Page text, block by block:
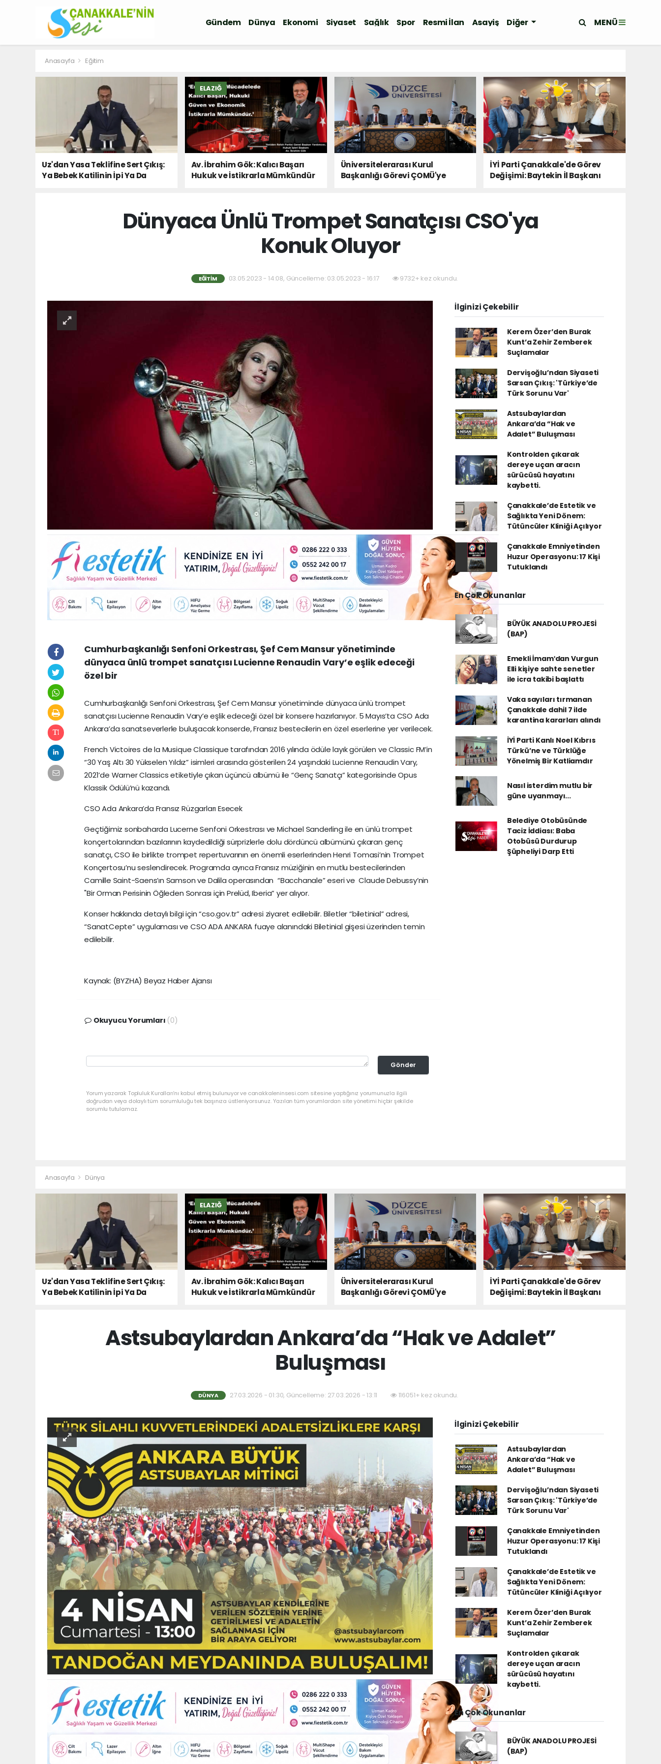
Gündem Dünya Ekonomi Siyaset Sağlık Spor Resmi İlan Asayiş Diğer MENÜ
Anasayfa Eğitim
Uz'dan Yasa Teklifine Sert Çıkış:
Ya Bebek Katilinin İpi Ya Da
ELAZIĞ
Av. İbrahim Gök: Kalıcı Başarı
Hukuk ve İstikrarla Mümkündür
Üniversitelerarası Kurul
Başkanlığı Görevi ÇOMÜ'ye
İYİ Parti Çanakkale'de Görev
Değişimi: Baytekin İl Başkanı
Dünyaca Ünlü Trompet Sanatçısı CSO'ya
Konuk Oluyor
EĞITIM 03.05.2023 - 14:08, Güncelleme: 03.05.2023 - 16:17 9732+ kez okundu.
Cumhurbaşkanlığı Senfoni Orkestrası, Şef Cem Mansur yönetiminde
dünyaca ünlü trompet sanatçısı Lucienne Renaudin Vary’e eşlik edeceği
özel bir
Cumhurbaşkanlığı Senfoni Orkestrası, Şef Cem Mansur yönetiminde dünyaca ünlü trompet
sanatçısı Lucienne Renaudin Vary’e eşlik edeceği özel bir konsere hazırlanıyor. 5 Mayıs’ta CSO Ada
Ankara’da sanatseverlerle buluşacak konserde, Fransız bestecilerin en özel eserlerine yer verilecek.
French Victoires de la Musique Classique tarafından 2016 yılında ödüle layık görülen ve Classic FM’in
“30 Yaş Altı 30 Yükselen Yıldız” isimleri arasında gösterilen 24 yaşındaki Lucienne Renaudin Vary,
2021’de Warner Classics etiketiyle çıkan üçüncü albümü ile “Genç Sanatçı” kategorisinde Opus
Klassik Ödülü’nü kazandı.
CSO Ada Ankara’da Fransız Rüzgarları Esecek
Geçtiğimiz sonbaharda Lucerne Senfoni Orkestrası ve Michael Sanderling ile en ünlü trompet
konçertolarından bazılarının kaydedildiği sürprizlerle dolu dördüncü albümünü çıkaran genç
sanatçı, CSO ile birlikte trompet repertuvarının en önemli eserlerinden Henri Tomasi’nin Trompet
Konçertosu’nu seslendirecek. Programda ayrıca Fransız müziğinin en mutlu bestecilerinden
Camille Saint-Saens’ın Samson ve Dalila operasından “Bacchanale” eseri ve Claude Debussy’nin
"Bir Orman Perisinin Öğleden Sonrası için Prelüd, Iberia” yer alıyor.
Konser hakkında detaylı bilgi için “cso.gov.tr” adresi ziyaret edilebilir. Biletler “biletinial” adresi,
“SanatCepte” uygulaması ve CSO ADA ANKARA fuaye alanındaki Biletinial gişesi üzerinden temin
edilebilir.
Kaynak: (BYZHA) Beyaz Haber Ajansı
Okuyucu Yorumları (0)
Gönder
Yorum yazarak Topluluk Kuralları’nı kabul etmiş bulunuyor ve canakkaleninsesi.com sitesine yaptığınız yorumunuzla ilgili
doğrudan veya dolaylı tüm sorumluluğu tek başınıza üstleniyorsunuz. Yazılan tüm yorumlardan site yönetimi hiçbir şekilde
sorumlu tutulamaz.
İlginizi Çekebilir
Kerem Özer’den Burak
Kunt’a Zehir Zemberek
Suçlamalar
Dervişoğlu’ndan Siyaseti
Sarsan Çıkış: 'Türkiye’de
Türk Sorunu Var'
Astsubaylardan
Ankara’da “Hak ve
Adalet” Buluşması
Kontrolden çıkarak
dereye uçan aracın
sürücüsü hayatını
kaybetti.
Çanakkale’de Estetik ve
Sağlıkta Yeni Dönem:
Tütüncüler Kliniği Açılıyor
Çanakkale Emniyetinden
Huzur Operasyonu: 17 Kişi
Tutuklandı
En Çok Okunanlar
BÜYÜK ANADOLU PROJESİ
(BAP)
Emekli İmamʹdan Vurgun
Elli kişiye sahte senetler
ile icra takibi başlattı
Vaka sayıları tırmanan
Çanakkale dahil 7 ilde
karantina kararları alındı
İYİ Parti Kanlı Noel Kıbrıs
Türkü’ne ve Türklüğe
Yönelmiş Bir Katliamdır
Nasıl isterdim mutlu bir
güne uyanmayı...
Belediye Otobüsünde
Taciz İddiası: Baba
Otobüsü Durdurup
Şüpheliyi Darp Etti
Anasayfa Dünya
Uz'dan Yasa Teklifine Sert Çıkış:
Ya Bebek Katilinin İpi Ya Da
ELAZIĞ
Av. İbrahim Gök: Kalıcı Başarı
Hukuk ve İstikrarla Mümkündür
Üniversitelerarası Kurul
Başkanlığı Görevi ÇOMÜ'ye
İYİ Parti Çanakkale'de Görev
Değişimi: Baytekin İl Başkanı
Astsubaylardan Ankara’da “Hak ve Adalet”
Buluşması
DÜNYA 27.03.2026 - 01:30, Güncelleme: 27.03.2026 - 13:11 116051+ kez okundu.
İlginizi Çekebilir
Astsubaylardan
Ankara’da “Hak ve
Adalet” Buluşması
Dervişoğlu’ndan Siyaseti
Sarsan Çıkış: 'Türkiye’de
Türk Sorunu Var'
Çanakkale Emniyetinden
Huzur Operasyonu: 17 Kişi
Tutuklandı
Çanakkale’de Estetik ve
Sağlıkta Yeni Dönem:
Tütüncüler Kliniği Açılıyor
Kerem Özer’den Burak
Kunt’a Zehir Zemberek
Suçlamalar
Kontrolden çıkarak
dereye uçan aracın
sürücüsü hayatını
kaybetti.
En Çok Okunanlar
BÜYÜK ANADOLU PROJESİ
(BAP)